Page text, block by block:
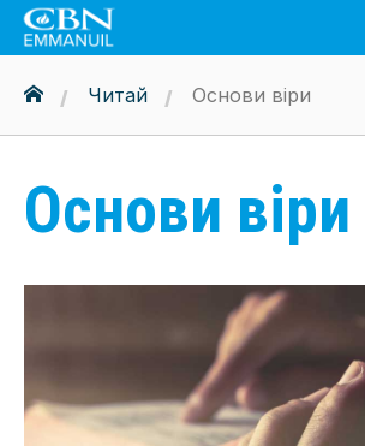
Читай Основи віри
Основи віри